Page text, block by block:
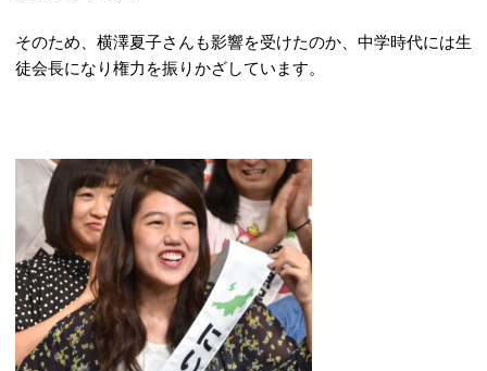
そのため、横澤夏子さんも影響を受けたのか、中学時代には生
徒会長になり権力を振りかざしています。